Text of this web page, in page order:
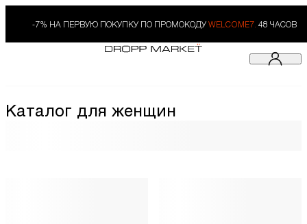
-7% НА ПЕРВУЮ ПОКУПКУ ПО ПРОМОКОДУ WELCOME7. 48 ЧАСОВ
Каталог для женщин